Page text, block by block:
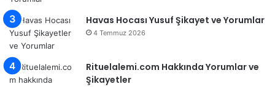
Havas Hocası Yusuf Şikayet ve Yorumlar
4 Temmuz 2026
Rituelalemi.com Hakkında Yorumlar ve
Şikayetler